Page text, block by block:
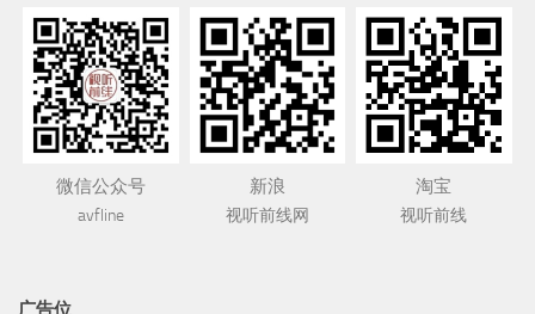
微信公众号
avfline
新浪
视听前线网
淘宝
视听前线
广告位